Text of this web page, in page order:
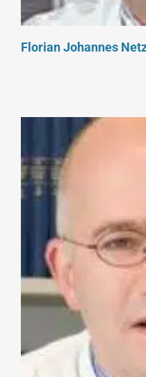
Florian Johannes